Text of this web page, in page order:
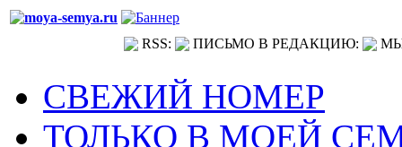
RSS: ПИСЬМО В РЕДАКЦИЮ:
СВЕЖИЙ НОМЕР
ТОЛЬКО В МОЕЙ